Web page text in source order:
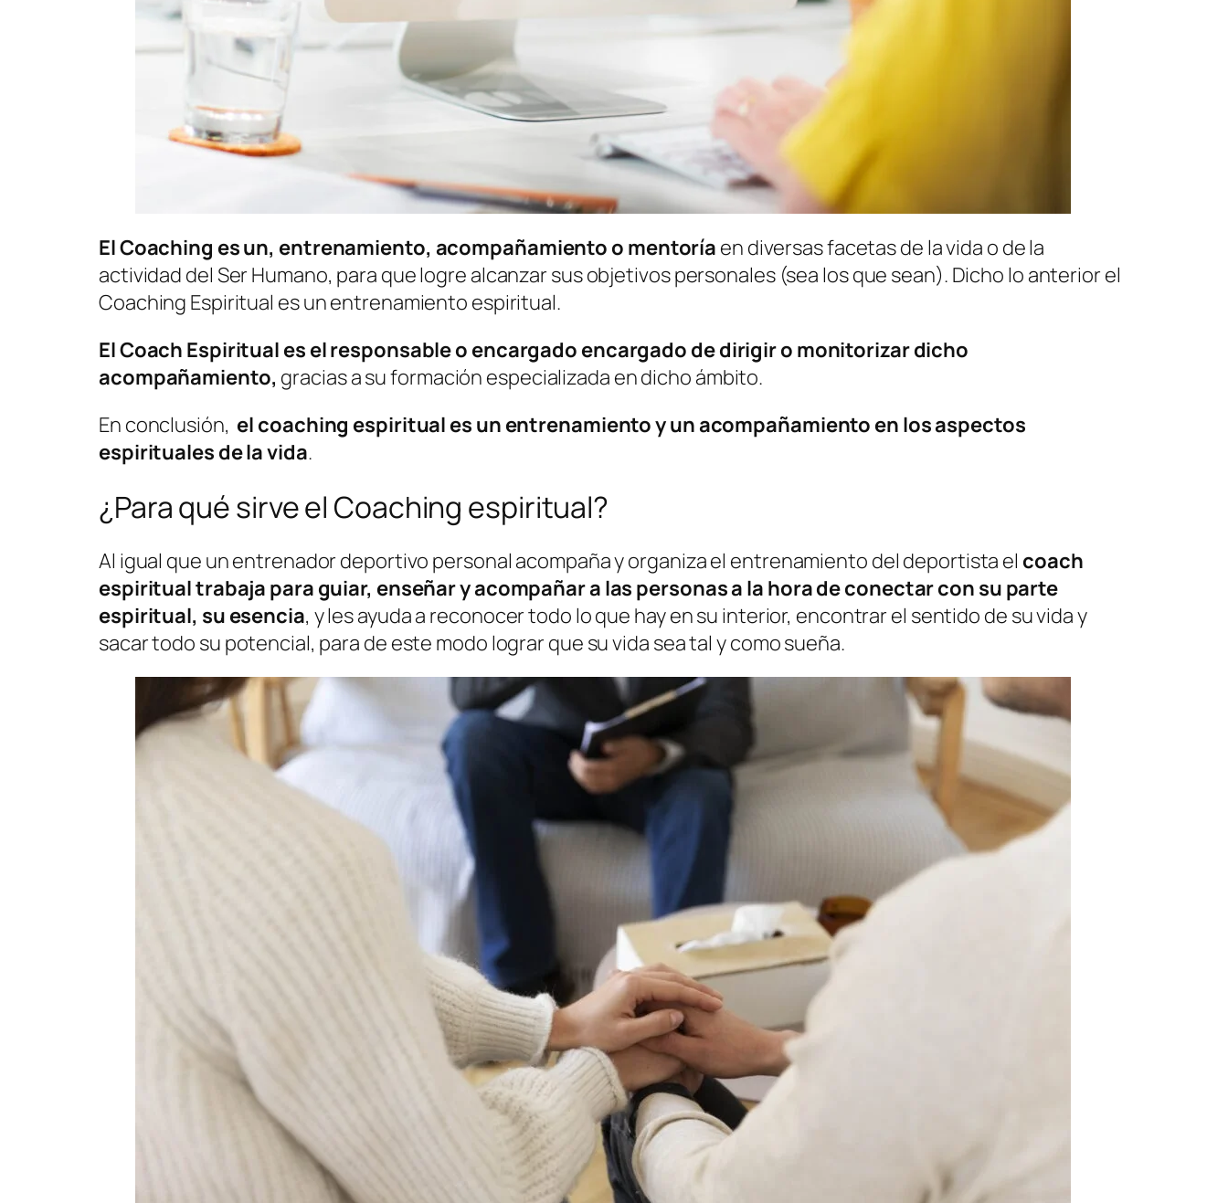
El Coaching es un, entrenamiento, acompañamiento o mentoría en diversas facetas de la vida o de la
actividad del Ser Humano, para que logre alcanzar sus objetivos personales (sea los que sean). Dicho lo anterior el
Coaching Espiritual es un entrenamiento espiritual.
El Coach Espiritual es el responsable o encargado encargado de dirigir o monitorizar dicho
acompañamiento, gracias a su formación especializada en dicho ámbito.
En conclusión, el coaching espiritual es un entrenamiento y un acompañamiento en los aspectos
espirituales de la vida.
¿Para qué sirve el Coaching espiritual?
Al igual que un entrenador deportivo personal acompaña y organiza el entrenamiento del deportista el coach
espiritual trabaja para guiar, enseñar y acompañar a las personas a la hora de conectar con su parte
espiritual, su esencia, y les ayuda a reconocer todo lo que hay en su interior, encontrar el sentido de su vida y
sacar todo su potencial, para de este modo lograr que su vida sea tal y como sueña.